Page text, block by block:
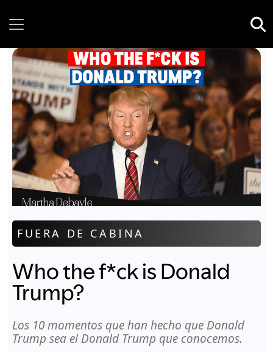
FUERA DE CABINA
Who the f*ck is Donald
Trump?
Los 10 momentos que han hecho que Donald
Trump sea el Donald Trump que conocemos.